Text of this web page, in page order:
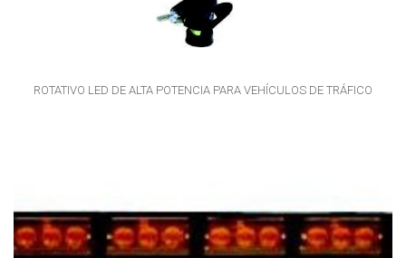
ROTATIVO LED DE ALTA POTENCIA PARA VEHÍCULOS DE TRÁFICO